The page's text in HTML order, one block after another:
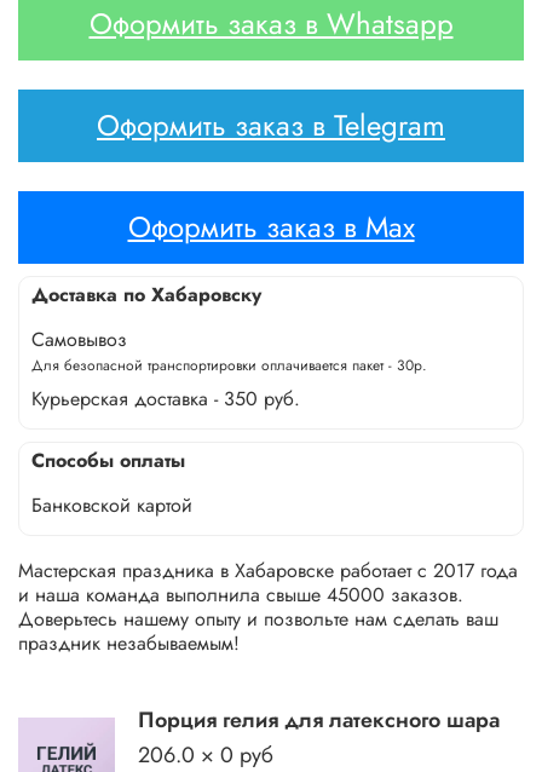
Оформить заказ в Whatsapp
Оформить заказ в Telegram
Оформить заказ в Max
Доставка по Хабаровску
Самовывоз
Для безопасной транспортировки оплачивается пакет - 30р.
Курьерская доставка - 350 руб.
Способы оплаты
Банковской картой
Порция гелия для латексного шара
206.0 × 0 руб
Мастерская праздника в Хабаровске работает с 2017 года
и наша команда выполнила свыше 45000 заказов.
Доверьтесь нашему опыту и позвольте нам сделать ваш
праздник незабываемым!